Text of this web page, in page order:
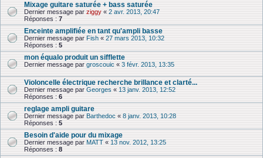
Mixage guitare saturée + bass saturée
Dernier message par ziggy « 2 avr. 2013, 20:47
Réponses : 7
Enceinte amplifiée en tant qu'ampli basse
Dernier message par Fish « 27 mars 2013, 10:32
Réponses : 5
mon équalo produit un sifflette
Dernier message par groscouic « 3 févr. 2013, 13:35
Violoncelle électrique recherche brillance et clarté...
Dernier message par Georges « 13 janv. 2013, 12:52
Réponses : 6
reglage ampli guitare
Dernier message par Barthedoc « 8 janv. 2013, 10:28
Réponses : 5
Besoin d'aide pour du mixage
Dernier message par MATT « 13 nov. 2012, 13:25
Réponses : 8